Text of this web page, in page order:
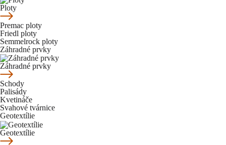
Ploty
Premac ploty
Friedl ploty
Semmelrock ploty
Záhradné prvky
Záhradné prvky
Schody
Palisády
Kvetináče
Svahové tvárnice
Geotextílie
Geotextílie